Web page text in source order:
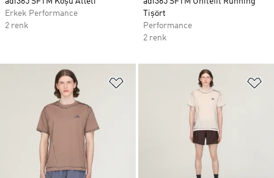
Erkek Performance
2 renk
Tişört
Performance
2 renk
Favori Listesine Ekle